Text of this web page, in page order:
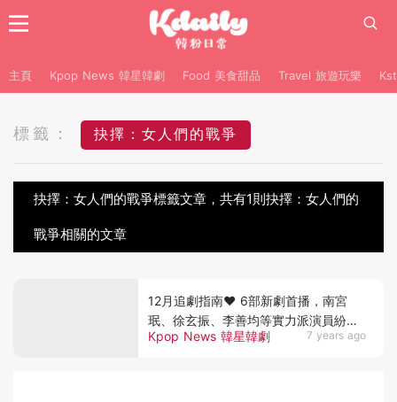
主頁 Kpop News 韓星韓劇 Food 美食甜品 Travel 旅遊玩樂
標籤： 抉擇：女人們的戰爭
抉擇：女人們的戰爭標籤文章，共有1則抉擇：女人們的
戰爭相關的文章
Kpop News 韓星韓劇 7 years ago
12月追劇指南♥ 6部新劇首播，南宮
珉、徐玄振、李善均等實力派演員紛紛
出擊～